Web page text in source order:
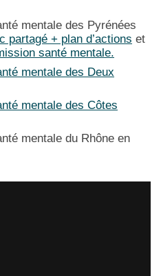
mentale des Pyrénées
partagé + plan d’actions et
santé mentale.
mentale des Deux
mentale des Côtes
mentale du Rhône en